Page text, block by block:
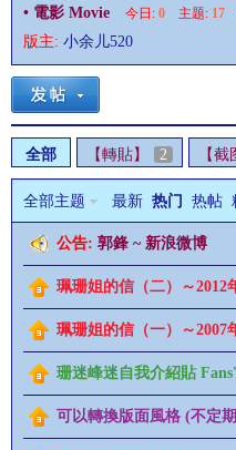
§ » ›
• 電影 Movie 今日: 0 主题: 17
版主: 小余儿520
全部 【轉貼】 2 【截
全部主题 最新 热门 热帖
公告: 郭鋒 ~ 新浪微博
珮珊姐的信（二）～2012
珮珊姐的信（一）～2007
珊迷峰迷自我介紹貼
可以轉換版面風格 (不定